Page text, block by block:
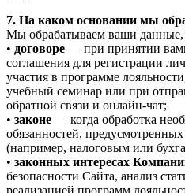
7. На каком основании мы
Мы обрабатываем ваши данные,
• договоре — при принятии
соглашения для регистрации
участия в программе
учебный семинар или при
обратной связи и онлайн-чат;
• законе — когда обработка
обязанностей, предусмотренных
(например, налоговым или
• законных интересах
безопасности Сайта, анализ
реализацией программ